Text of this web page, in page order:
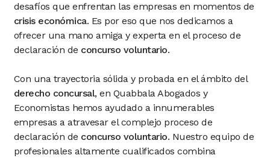
desafíos que enfrentan las empresas en momentos de
crisis económica. Es por eso que nos dedicamos a
ofrecer una mano amiga y experta en el proceso de
declaración de concurso voluntario.
Con una trayectoria sólida y probada en el ámbito del
derecho concursal, en Quabbala Abogados y
Economistas hemos ayudado a innumerables
empresas a atravesar el complejo proceso de
declaración de concurso voluntario. Nuestro equipo de
profesionales altamente cualificados combina